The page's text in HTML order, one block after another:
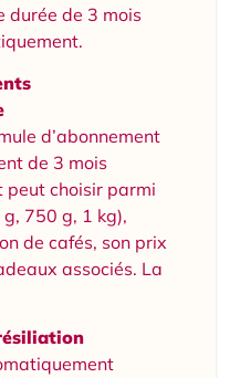
durée de 3 mois
d’abonnement
de 3 mois
peut choisir parmi
750 g, 1 kg),
de cafés, son prix
associés. La